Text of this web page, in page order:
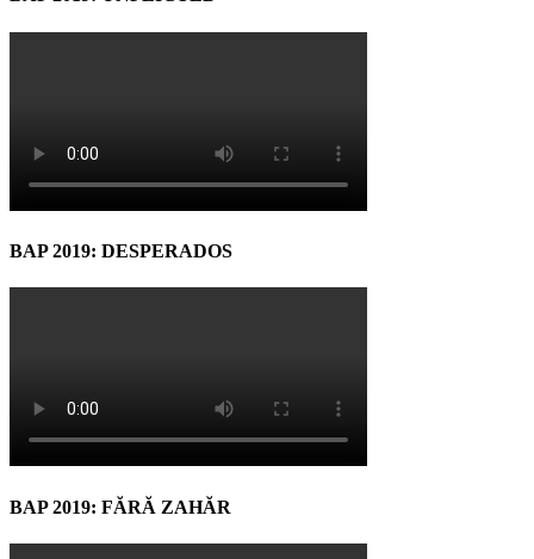
BAP 2019: DESPERADOS
BAP 2019: FĂRĂ ZAHĂR